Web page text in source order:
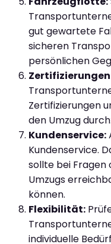
gut gewartete
sicheren
persönlichen
Zertifizierungen
den Umzug
Kundenservice:
Kundenservice.
sollte bei Fragen
Umzugs
können.
Flexibilität:
individuelle